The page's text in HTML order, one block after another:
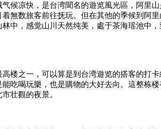
候凉快，是台湾聞名的遊览風光區，阿
無数旅客前往抚玩。但在其他的季候到阿
中，感觉山川天然纯美，處于茶海瑶池中
楼之一，可以算是到台湾遊览的搭客的打
吃喝玩樂，也是購物的大好去向。這整栋
壮觀的夜景。